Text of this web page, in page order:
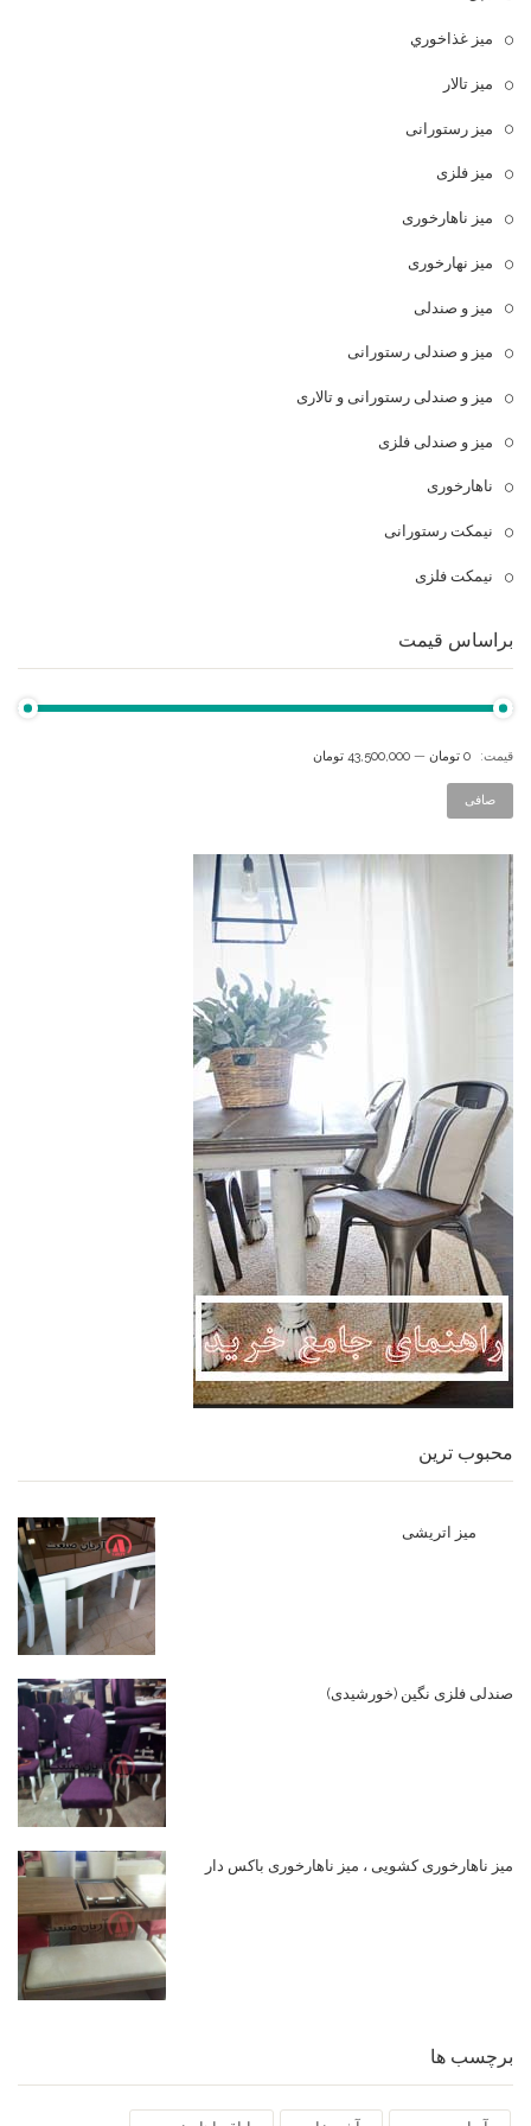
ميز غذاخوري
میز تالار
میز رستورانی
میز فلزی
میز ناهارخوری
میز نهارخوری
میز و صندلی
میز و صندلی رستورانی
میز و صندلی رستورانی و تالاری
میز و صندلی فلزی
ناهارخوری
نیمکت رستورانی
نیمکت فلزی
براساس قیمت
صافی
قيمت: 0 تومان — 43,500,000 تومان
محبوب ترین
میز اتریشی
صندلی فلزی نگین (خورشیدی)
میز ناهارخوری کشویی ، میز ناهارخوری باکس دار
برچسب ها